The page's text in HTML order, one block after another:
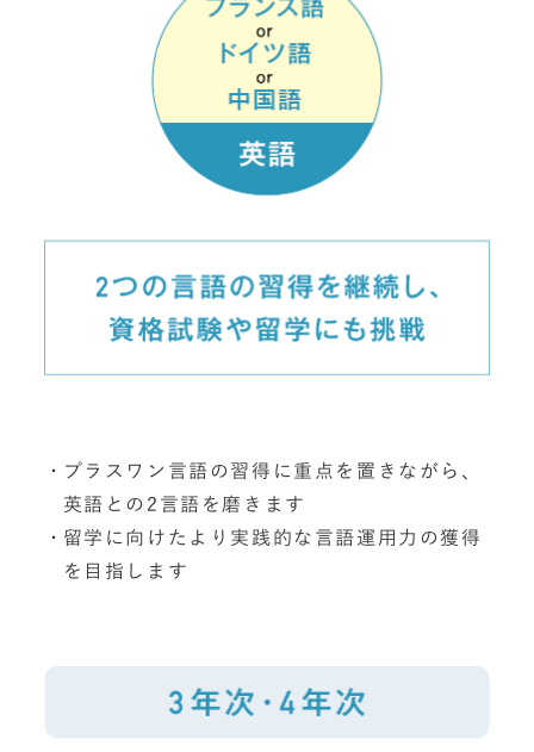
プラスワン言語の習得に重点を置きながら、
英語との2言語を磨きます
留学に向けたより実践的な言語運用力の獲得
を目指します